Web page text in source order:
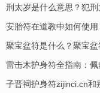
刑太岁是什么意思？犯
安胎符在道教中如何使
聚宝盆符是什么？聚宝
雷击木护身符全指南：
子晋祠护身符zijinci.cn和